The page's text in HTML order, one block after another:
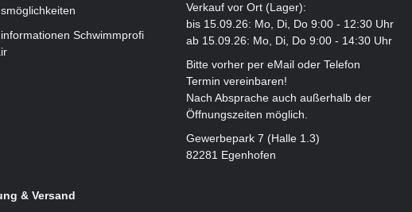
Schwimmprofi
Verkauf vor Ort (Lager):
bis 15.09.26: Mo, Di, Do 9:00 - 12:30 Uhr
ab 15.09.26: Mo, Di, Do 9:00 - 14:30 Uhr
Bitte vorher per eMail oder Telefon
Termin vereinbaren!
Nach Absprache auch außerhalb der
Öffnungszeiten möglich.
Gewerbepark 7 (Halle 1.3)
82281 Egenhofen
& Versand